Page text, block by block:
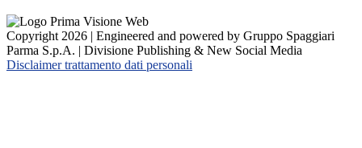
Copyright 2026 | Engineered and powered by Gruppo Spaggiari
Parma S.p.A. | Divisione Publishing & New Social Media
Disclaimer trattamento dati personali